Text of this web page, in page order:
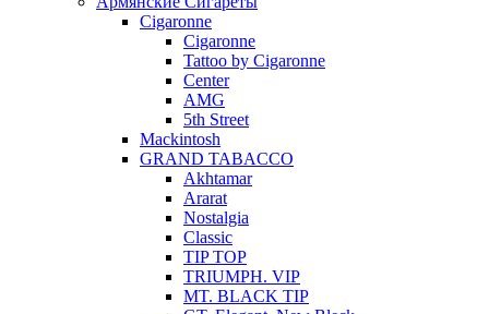
Cigaronne
Cigaronne
Tattoo by Cigaronne
Center
AMG
5th Street
Mackintosh
GRAND TABACCO
Akhtamar
Ararat
Nostalgia
Classic
TIP TOP
TRIUMPH. VIP
MT. BLACK TIP